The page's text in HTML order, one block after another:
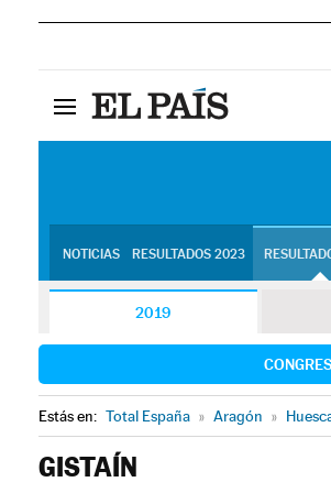
NOTICIAS RESULTADOS 2023
2019
Estás en: Total España » Aragón »
GISTAÍN